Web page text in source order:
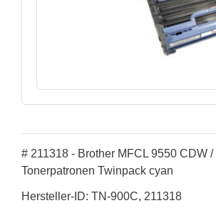
# 211318 - Brother MFCL 9550 CDW /
Tonerpatronen Twinpack cyan
Hersteller-ID: TN-900C, 211318